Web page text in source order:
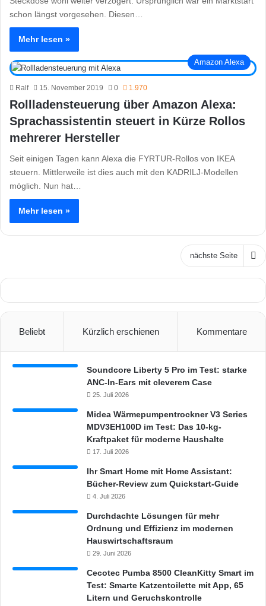
schon längst vorgesehen. Diesen…
Mehr lesen »
Amazon Alexa
Ralf 15. November 2019 0 1.970
Rollladensteuerung über Amazon Alexa:
Sprachassistentin steuert in Kürze Rollos
mehrerer Hersteller
Seit einigen Tagen kann Alexa die FYRTUR-Rollos von IKEA
steuern. Mittlerweile ist dies auch mit den KADRILJ-Modellen
möglich. Nun hat…
Mehr lesen »
nächste Seite
Beliebt Kürzlich erschienen Kommentare
Soundcore Liberty 5 Pro im Test: starke
ANC-In-Ears mit cleverem Case
25. Juli 2026
Midea Wärmepumpentrockner V3 Series
MDV3EH100D im Test: Das 10-kg-
Kraftpaket für moderne Haushalte
17. Juli 2026
Ihr Smart Home mit Home Assistant:
Bücher-Review zum Quickstart-Guide
4. Juli 2026
Durchdachte Lösungen für mehr
Ordnung und Effizienz im modernen
Hauswirtschaftsraum
29. Juni 2026
Cecotec Pumba 8500 CleanKitty Smart im
Test: Smarte Katzentoilette mit App, 65
Litern und Geruchskontrolle